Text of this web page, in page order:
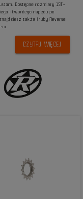
Dostępne rozmiary 13T–
i twardego napędu po
także śruby Reverse
CZYTAJ WIĘCEJ